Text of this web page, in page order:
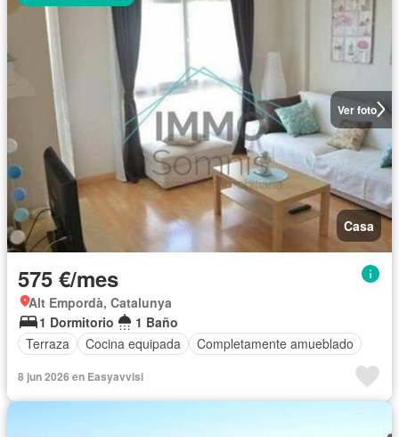
Ver foto
Casa
575 €/mes
Alt Empordà, Catalunya
1 Dormitorio
1 Baño
Terraza
Cocina equipada Completamente amueblado
8 jun 2026 en Easyavvisi